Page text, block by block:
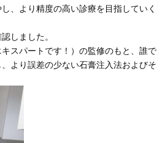
、より精度の高い診療を目指していく
しました。
スパートです！）の監修のもと、誰で
より誤差の少ない石膏注入法およびそ